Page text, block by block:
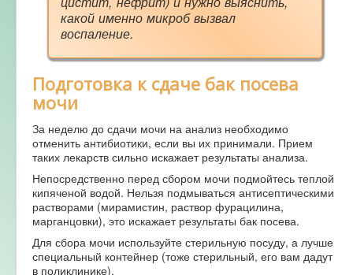
какой именно микроб вызвал
воспаление.
Подготовка к сдаче бак посева
мочи
За неделю до сдачи мочи на анализ необходимо
отменить антибиотики, если вы их принимали. Прием
таких лекарств сильно искажает результаты анализа.
Непосредственно перед сбором мочи подмойтесь теплой
кипяченой водой. Нельзя подмываться антисептическими
растворами (мирамистин, раствор фурацилина,
марганцовки), это искажает результаты бак посева.
Для сбора мочи используйте стерильную посуду, а лучше
специальный контейнер (тоже стерильный, его вам дадут
в поликлинике).